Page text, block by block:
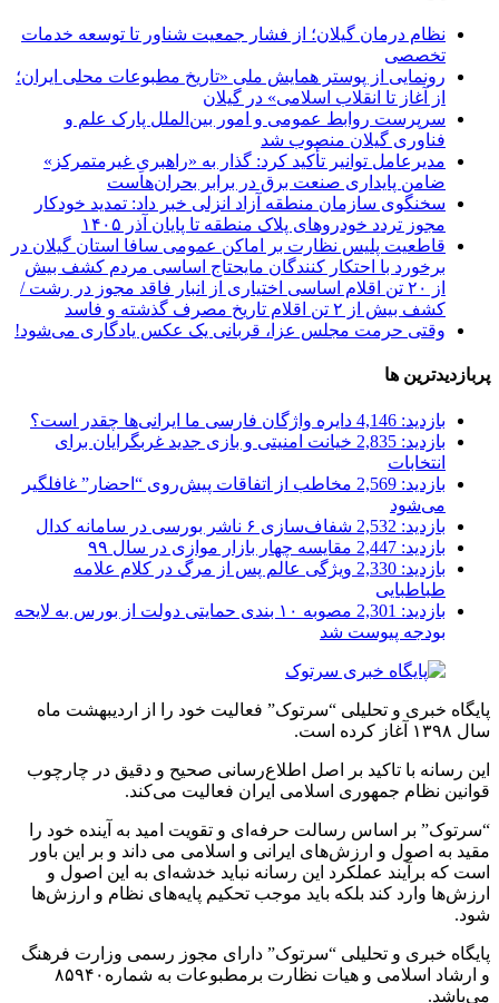
نظام درمان گیلان؛ از فشار جمعیت شناور تا توسعه خدمات
تخصصی
رونمایی از پوستر همایش ملی «تاریخ مطبوعات محلی ایران؛
از آغاز تا انقلاب اسلامی» در گیلان
سرپرست روابط عمومی و امور بین‌الملل پارک علم و
فناوری گیلان منصوب شد
مدیرعامل توانیر تأکید کرد: گذار به «راهبریِ غیرمتمرکز»
ضامن پایداری صنعت برق در برابر بحران‌هاست
سخنگوی سازمان منطقه آزاد انزلی خبر داد: تمدید خودکار
مجوز تردد خودروهای پلاک منطقه تا پایان آذر ۱۴۰۵
قاطعیت پلیس نظارت بر اماکن عمومی سافا استان گیلان در
برخورد با احتکار کنندگان مایحتاج اساسی مردم کشف بیش
از ۲۰ تن اقلام اساسی اختیاری از انبار فاقد مجوز در رشت /
کشف بیش از ۲ تن اقلام تاریخ مصرف گذشته و فاسد
وقتی حرمت مجلس عزا، قربانی یک عکس یادگاری می‌شود!
پربازدیدترین ها
بازدید: 4,146
دایره واژگان فارسی ما ایرانی‌ها چقدر است؟
بازدید: 2,835
خیانت امنیتی و بازی جدید غربگرایان برای
انتخابات
بازدید: 2,569
مخاطب از اتفاقات پیش‌روی “احضار” غافلگیر
می‌شود
بازدید: 2,532
شفاف‌سازی ۶ ناشر بورسی در سامانه کدال
بازدید: 2,447
مقایسه چهار بازار موازی در سال ۹۹
بازدید: 2,330
ویژگی عالم پس از مرگ در کلام علامه
طباطبایی
بازدید: 2,301
مصوبه ۱۰ بندی حمایتی دولت از بورس به لایحه
بودجه پیوست شد
پایگاه خبری و تحلیلی “سرتوک” فعالیت خود را از اردیبهشت ماه
سال ۱۳۹۸ آغاز کرده است.
این رسانه با تاکید بر اصل اطلاع‌رسانی صحیح و دقیق در چارچوب
قوانین نظام جمهوری اسلامی ایران فعالیت می‌کند.
“سرتوک” بر اساس رسالت حرفه‌ای و تقویت امید به آینده خود را
مقید به اصول و ارزش‌های ایرانی و اسلامی می داند و بر این باور
است که برآیند عملکرد این رسانه نباید خدشه‌ای به این اصول و
ارزش‌ها وارد کند بلکه باید موجب تحکیم پایه‌های نظام و ارزش‌ها
شود.
پایگاه خبری و تحلیلی “سرتوک” دارای مجوز رسمی وزارت فرهنگ
و ارشاد اسلامی و هیات نظارت برمطبوعات به شماره۸۵۹۴۰
می‌باشد.